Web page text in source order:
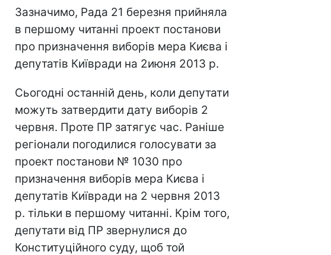
Зазначимо, Рада 21 березня прийняла
в першому читанні проект постанови
про призначення виборів мера Києва і
депутатів Київради на 2июня 2013 р.
Сьогодні останній день, коли депутати
можуть затвердити дату виборів 2
червня. Проте ПР затягує час. Раніше
регіонали погодилися голосувати за
проект постанови № 1030 про
призначення виборів мера Києва і
депутатів Київради на 2 червня 2013
р. тільки в першому читанні. Крім того,
депутати від ПР звернулися до
Конституційного суду, щоб той